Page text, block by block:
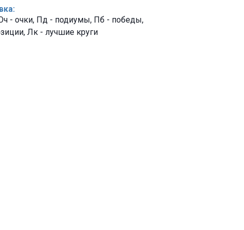
- очки, Пд - подиумы, Пб - победы,
Лк - лучшие круги